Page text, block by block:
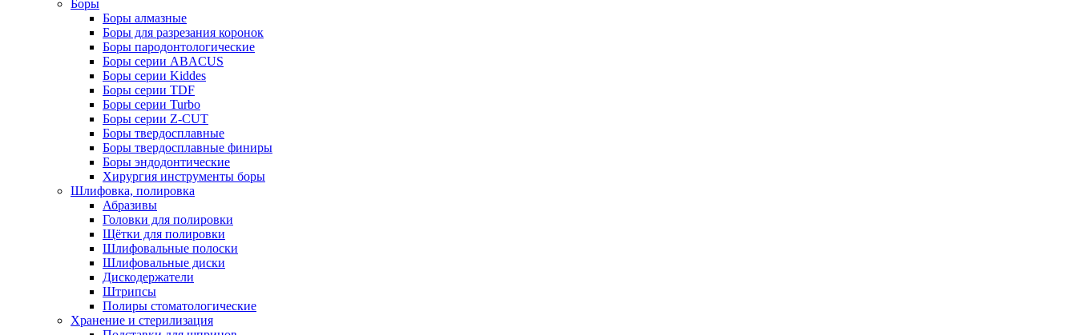
Боры
Боры алмазные
Боры для разрезания коронок
Боры пародонтологические
Боры серии ABACUS
Боры серии Kiddes
Боры серии TDF
Боры серии Turbo
Боры серии Z-CUT
Боры твердосплавные
Боры твердосплавные финиры
Боры эндодонтические
Хирургия инструменты боры
Шлифовка, полировка
Абразивы
Головки для полировки
Щётки для полировки
Шлифовальные полоски
Шлифовальные диски
Дискодержатели
Штрипсы
Полиры стоматологические
Хранение и стерилизация